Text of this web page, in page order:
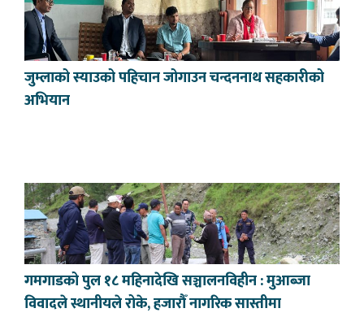
जुम्लाको स्याउको पहिचान जोगाउन चन्दननाथ सहकारीको
अभियान
गमगाडको पुल १८ महिनादेखि सञ्चालनविहीन : मुआब्जा
विवादले स्थानीयले रोके, हजारौँ नागरिक सास्तीमा